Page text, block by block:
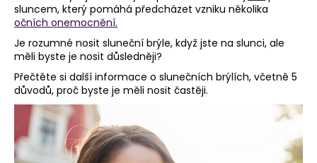
sluncem, který pomáhá předcházet vzniku několika
očních onemocnění.
Je rozumné nosit sluneční brýle, když jste na slunci, ale
měli byste je nosit důsledněji?
Přečtěte si další informace o slunečních brýlích, včetně 5
důvodů, proč byste je měli nosit častěji.
t
?